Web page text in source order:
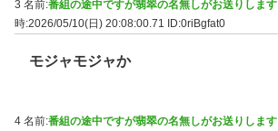
3 名前:番組の途中ですが翡翠の名無しがお送りします
時:2026/05/10(日) 20:08:00.71
ID:0riBgfat0
モジャモジャか
4 名前:番組の途中ですが翡翠の名無しがお送りします